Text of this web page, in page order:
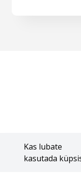
Kas lubate
kasutada